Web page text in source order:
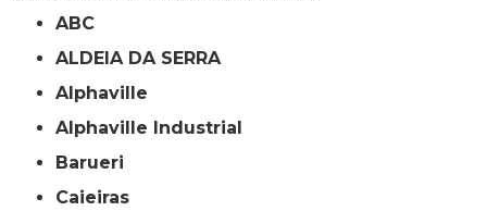
ABC
ALDEIA DA SERRA
Alphaville
Alphaville Industrial
Barueri
Caieiras